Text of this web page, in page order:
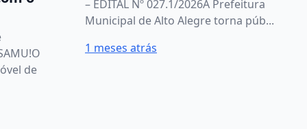
de
– EDITAL Nº 027.1/2026A Prefeitura
Municipal de Alto Alegre torna púb...
1 meses atrás